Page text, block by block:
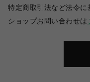
特定商取引法など法令に
ショップお問い合わせは